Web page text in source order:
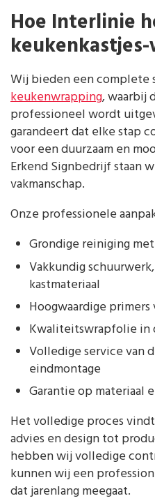
Hoe Interlinie
Wij bieden een complete
keukenwrapping, waarbij
professioneel wordt
garandeert dat elke stap
voor een duurzaam en
Erkend Signbedrijf staan
vakmanschap.
Onze professionele
Grondige reiniging
Vakkundig
kastmateriaal
Hoogwaardige
Kwaliteitswrapfolie in
Volledige service van
eindmontage
Garantie op materiaal
Het volledige proces
advies en design tot
hebben wij volledige
kunnen wij een
dat jarenlang meegaat.